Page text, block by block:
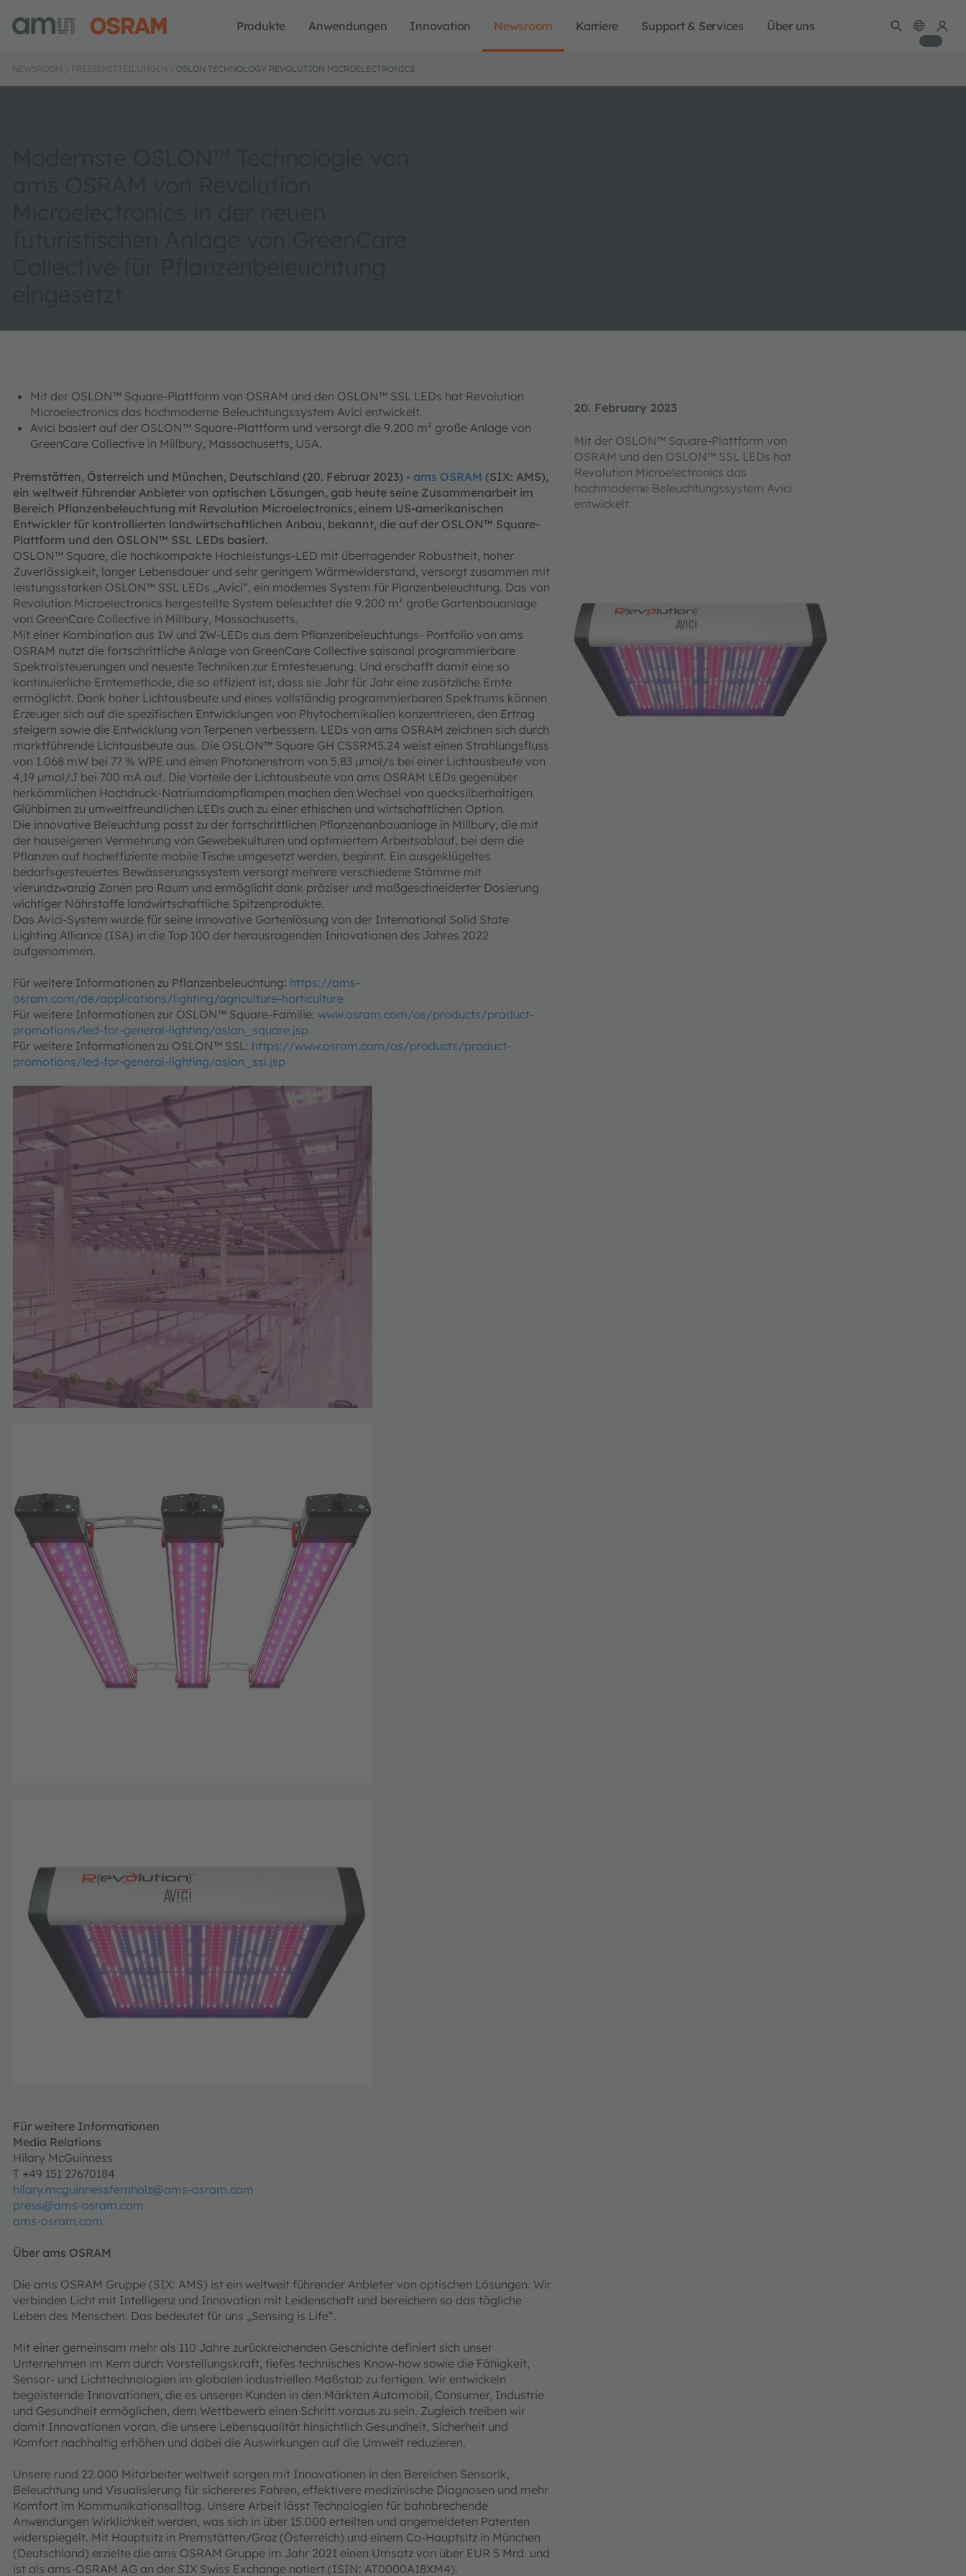
Produkte Anwendungen Innovation Newsroom Karriere Support & Services Über uns
NEWSROOM PRESSEMITTEILUNGEN OSLON TECHNOLOGY REVOLUTION MICROELECTRONICS
20. February 2023
Mit der OSLON™ Square-Plattform von
OSRAM und den OSLON™ SSL LEDs hat
Revolution Microelectronics das
hochmoderne Beleuchtungssystem Avici
entwickelt.
Mit der OSLON™ Square-Plattform von OSRAM und den OSLON™ SSL LEDs hat Revolution
Microelectronics das hochmoderne Beleuchtungssystem Avici entwickelt.
Avici basiert auf der OSLON™ Square-Plattform und versorgt die 9.200 m² große Anlage von
GreenCare Collective in Millbury, Massachusetts, USA.
Premstätten, Österreich und München, Deutschland (20. Februar 2023) - ams OSRAM (SIX: AMS),
ein weltweit führender Anbieter von optischen Lösungen, gab heute seine Zusammenarbeit im
Bereich Pflanzenbeleuchtung mit Revolution Microelectronics, einem US-amerikanischen
Entwickler für kontrollierten landwirtschaftlichen Anbau, bekannt, die auf der OSLON™ Square-
Plattform und den OSLON™ SSL LEDs basiert.
OSLON™ Square, die hochkompakte Hochleistungs-LED mit überragender Robustheit, hoher
Zuverlässigkeit, langer Lebensdauer und sehr geringem Wärmewiderstand, versorgt zusammen mit
leistungsstarken OSLON™ SSL LEDs „Avici“, ein modernes System für Planzenbeleuchtung. Das von
Revolution Microelectronics hergestellte System beleuchtet die 9.200 m² große Gartenbauanlage
von GreenCare Collective in Millbury, Massachusetts.
Mit einer Kombination aus 1W und 2W-LEDs aus dem Pflanzenbeleuchtungs- Portfolio von ams
OSRAM nutzt die fortschrittliche Anlage von GreenCare Collective saisonal programmierbare
Spektralsteuerungen und neueste Techniken zur Erntesteuerung. Und erschafft damit eine so
kontinuierliche Erntemethode, die so effizient ist, dass sie Jahr für Jahr eine zusätzliche Ernte
ermöglicht. Dank hoher Lichtausbeute und eines vollständig programmierbaren Spektrums können
Erzeuger sich auf die spezifischen Entwicklungen von Phytochemikalien konzentrieren, den Ertrag
steigern sowie die Entwicklung von Terpenen verbessern. LEDs von ams OSRAM zeichnen sich durch
marktführende Lichtausbeute aus. Die OSLON™ Square GH CSSRM5.24 weist einen Strahlungsfluss
von 1.068 mW bei 77 % WPE und einen Photonenstrom von 5,83 µmol/s bei einer Lichtausbeute von
4,19 µmol/J bei 700 mA auf. Die Vorteile der Lichtausbeute von ams OSRAM LEDs gegenüber
herkömmlichen Hochdruck-Natriumdampflampen machen den Wechsel von quecksilberhaltigen
Glühbirnen zu umweltfreundlichen LEDs auch zu einer ethischen und wirtschaftlichen Option.
Die innovative Beleuchtung passt zu der fortschrittlichen Pflanzenanbauanlage in Millbury, die mit
der hauseigenen Vermehrung von Gewebekulturen und optimiertem Arbeitsablauf, bei dem die
Pflanzen auf hocheffiziente mobile Tische umgesetzt werden, beginnt. Ein ausgeklügeltes
bedarfsgesteuertes Bewässerungssystem versorgt mehrere verschiedene Stämme mit
vierundzwanzig Zonen pro Raum und ermöglicht dank präziser und maßgeschneiderter Dosierung
wichtiger Nährstoffe landwirtschaftliche Spitzenprodukte.
Das Avici-System wurde für seine innovative Gartenlösung von der International Solid State
Lighting Alliance (ISA) in die Top 100 der herausragenden Innovationen des Jahres 2022
aufgenommen.
Für weitere Informationen zu Pflanzenbeleuchtung: https://ams-
osram.com/de/applications/lighting/agriculture-horticulture
Für weitere Informationen zur OSLON™ Square-Familie: www.osram.com/os/products/product-
promotions/led-for-general-lighting/oslon_square.jsp
Für weitere Informationen zu OSLON™ SSL: https://www.osram.com/os/products/product-
promotions/led-for-general-lighting/oslon_ssl.jsp
Für weitere Informationen
Media Relations
Hilary McGuinness
T +49 151 27670184
hilary.mcguinnessfernholz@ams-osram.com
press@ams-osram.com
ams-osram.com
Über ams OSRAM
Die ams OSRAM Gruppe (SIX: AMS) ist ein weltweit führender Anbieter von optischen Lösungen. Wir
verbinden Licht mit Intelligenz und Innovation mit Leidenschaft und bereichern so das tägliche
Leben des Menschen. Das bedeutet für uns „Sensing is Life“.
Mit einer gemeinsam mehr als 110 Jahre zurückreichenden Geschichte definiert sich unser
Unternehmen im Kern durch Vorstellungskraft, tiefes technisches Know-how sowie die Fähigkeit,
Sensor‑ und Lichttechnologien im globalen industriellen Maßstab zu fertigen. Wir entwickeln
begeisternde Innovationen, die es unseren Kunden in den Märkten Automobil, Consumer, Industrie
und Gesundheit ermöglichen, dem Wettbewerb einen Schritt voraus zu sein. Zugleich treiben wir
damit Innovationen voran, die unsere Lebensqualität hinsichtlich Gesundheit, Sicherheit und
Komfort nachhaltig erhöhen und dabei die Auswirkungen auf die Umwelt reduzieren.
Unsere rund 22.000 Mitarbeiter weltweit sorgen mit Innovationen in den Bereichen Sensorik,
Beleuchtung und Visualisierung für sichereres Fahren, effektivere medizinische Diagnosen und mehr
Komfort im Kommunikationsalltag. Unsere Arbeit lässt Technologien für bahnbrechende
Anwendungen Wirklichkeit werden, was sich in über 15.000 erteilten und angemeldeten Patenten
widerspiegelt. Mit Hauptsitz in Premstätten/Graz (Österreich) und einem Co-Hauptsitz in München
(Deutschland) erzielte die ams OSRAM Gruppe im Jahr 2021 einen Umsatz von über EUR 5 Mrd. und
ist als ams-OSRAM AG an der SIX Swiss Exchange notiert (ISIN: AT0000A18XM4).